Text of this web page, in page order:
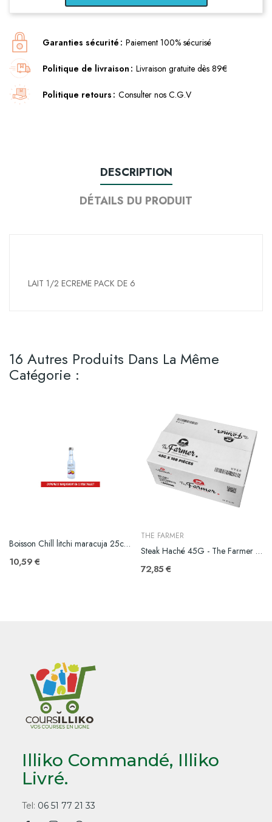
Garanties sécurité Paiement 100% sécurisé
Politique de livraison Livraison gratuite dès 89€
Politique retours Consulter nos C.G.V
DESCRIPTION
DÉTAILS DU PRODUIT
LAIT 1/2 ECREME PACK DE 6
16 Autres Produits Dans La Même
Catégorie :
Boisson Chill litchi maracuja 25cl pack de 6
10,59 €
THE FARMER
Steak Haché 45G - The Farmer - 108pcs
72,85 €
Illiko Commandé, Illiko
Livré.
Tel: 06 51 77 21 33